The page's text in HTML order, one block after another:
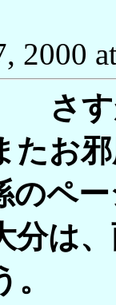
2000
さ
たお
のペ
分は